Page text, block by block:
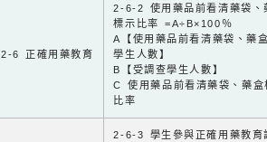
2-6 正確用藥教育
2-6-2 使用藥品前看清藥袋、
標示比率 =A÷B×100％
A【使用藥品前看清藥袋、藥
學生人數】
B【受調查學生人數】
C 使用藥品前看清藥袋、藥盒
比率
2-6-3 學生參與正確用藥教育